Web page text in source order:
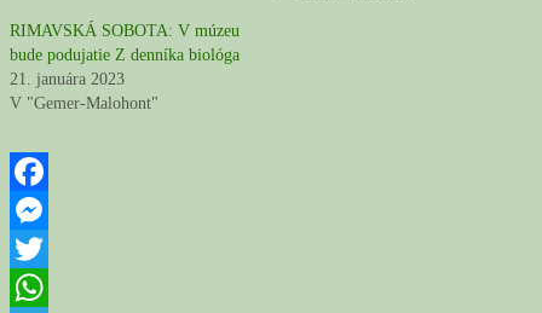
RIMAVSKÁ SOBOTA: V múzeu
bude podujatie Z denníka biológa
21. januára 2023
V "Gemer-Malohont"
Facebook
Messenger
Twitter